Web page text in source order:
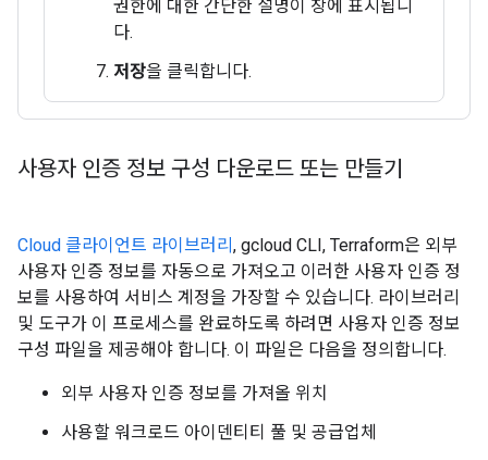
권한에 대한 간단한 설명이 창에 표시됩니
다.
저장을 클릭합니다.
사용자 인증 정보 구성 다운로드 또는 만들기
Cloud 클라이언트 라이브러리 , gcloud CLI, Terraform은 외부
사용자 인증 정보를 자동으로 가져오고 이러한 사용자 인증 정
보를 사용하여 서비스 계정을 가장할 수 있습니다. 라이브러리
및 도구가 이 프로세스를 완료하도록 하려면 사용자 인증 정보
구성 파일을 제공해야 합니다. 이 파일은 다음을 정의합니다.
외부 사용자 인증 정보를 가져올 위치
사용할 워크로드 아이덴티티 풀 및 공급업체